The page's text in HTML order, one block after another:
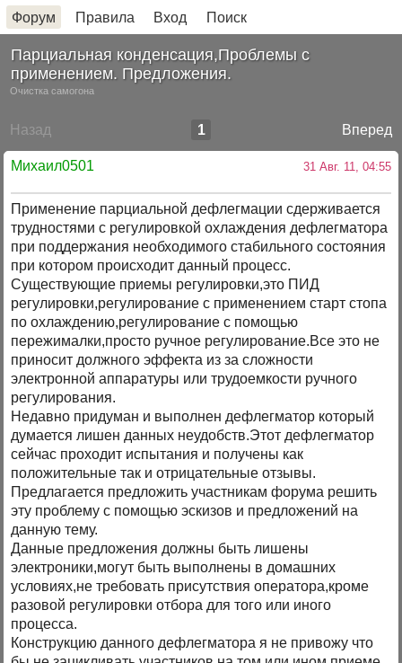
Форум Правила Вход Поиск
Парциальная конденсация,Проблемы с
применением. Предложения.
Очистка самогона
Назад Вперед
1
Михаил0501 31 Авг. 11, 04:55
Применение парциальной дефлегмации сдерживается
трудностями с регулировкой охлаждения дефлегматора
при поддержания необходимого стабильного состояния
при котором происходит данный процесс.
Существующие приемы регулировки,это ПИД
регулировки,регулирование с применением старт стопа
по охлаждению,регулирование с помощью
пережималки,просто ручное регулирование.Все это не
приносит должного эффекта из за сложности
электронной аппаратуры или трудоемкости ручного
регулирования.
Недавно придуман и выполнен дефлегматор который
думается лишен данных неудобств.Этот дефлегматор
сейчас проходит испытания и получены как
положительные так и отрицательные отзывы.
Предлагается предложить участникам форума решить
эту проблему с помощью эскизов и предложений на
данную тему.
Данные предложения должны быть лишены
электроники,могут быть выполнены в домашних
условиях,не требовать присутствия оператора,кроме
разовой регулировки отбора для того или иного
процесса.
Конструкцию данного дефлегматора я не привожу что